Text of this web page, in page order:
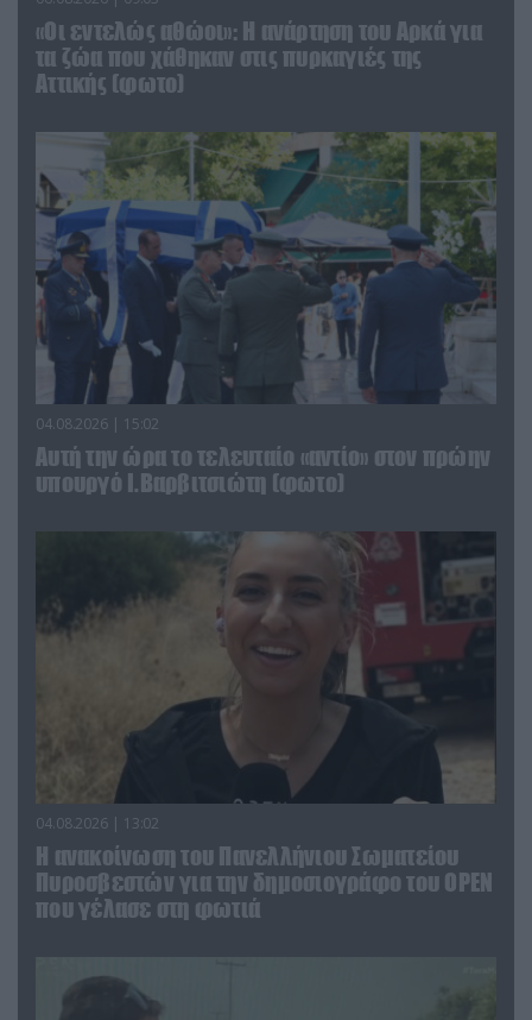
«Οι εντελώς αθώοι»: Η ανάρτηση του Αρκά για
τα ζώα που χάθηκαν στις πυρκαγιές της
Αττικής (φωτο)
04.08.2026 | 15:02
Αυτή την ώρα το τελευταίο «αντίο» στον πρώην
υπουργό Ι.Βαρβιτσιώτη (φωτο)
04.08.2026 | 13:02
Η ανακοίνωση του Πανελλήνιου Σωματείου
Πυροσβεστών για την δημοσιογράφο του OPEN
που γέλασε στη φωτιά